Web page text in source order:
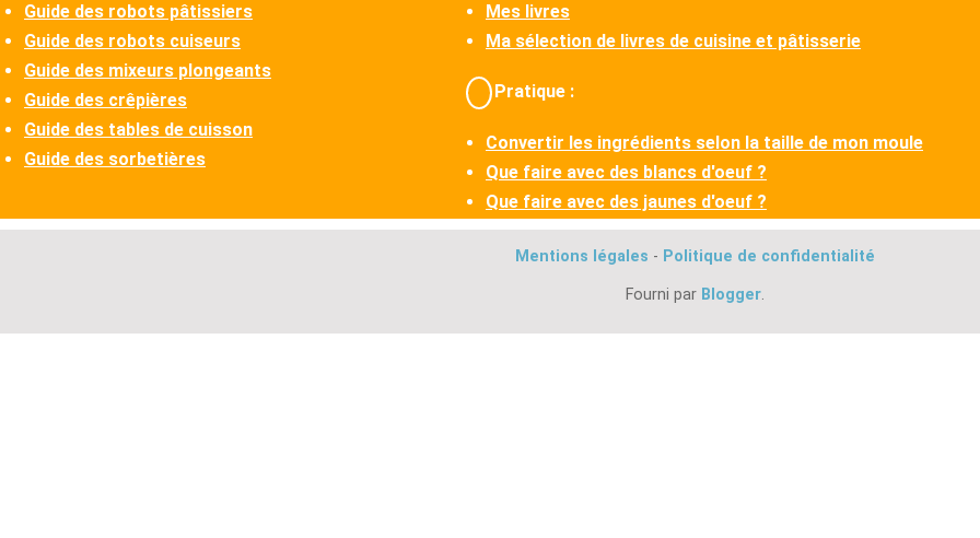
Guide des robots pâtissiers
Guide des robots cuiseurs
Guide des mixeurs plongeants
Guide des crêpières
Guide des tables de cuisson
Guide des sorbetières
Mes livres
Ma sélection de livres de cuisine et pâtisserie
Pratique :
Convertir les ingrédients selon la taille de mon moule
Que faire avec des blancs d'oeuf ?
Que faire avec des jaunes d'oeuf ?
Mentions légales - Politique de confidentialité
Fourni par Blogger.